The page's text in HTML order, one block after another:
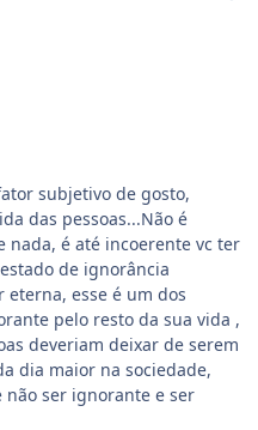
subjetivo de gosto,
das pessoas...Não é
nada, é até incoerente vc ter
de ignorância
esse é um dos
pelo resto da sua vida ,
deveriam deixar de serem
dia maior na sociedade,
ser ignorante e ser